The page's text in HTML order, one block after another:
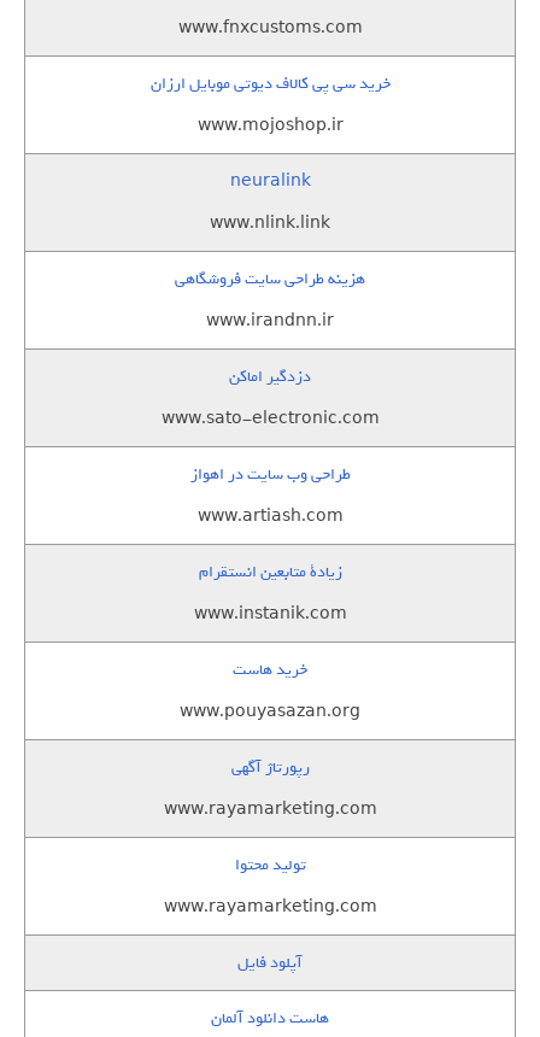
www.fnxcustoms.com
خرید سی پی کالاف دیوتی موبایل ارزان
www.mojoshop.ir
neuralink
www.nlink.link
هزینه طراحی سایت فروشگاهی
www.irandnn.ir
دزدگیر اماکن
www.sato-electronic.com
طراحی وب سایت در اهواز
www.artiash.com
زيادة متابعين انستقرام
www.instanik.com
خرید هاست
www.pouyasazan.org
رپورتاژ آگهی
www.rayamarketing.com
تولید محتوا
www.rayamarketing.com
آپلود فایل
هاست دانلود آلمان